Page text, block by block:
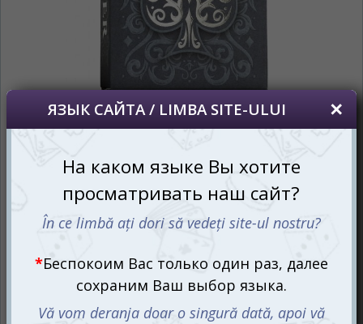
Dacă doriți să schimbați limba site-ului, puteți
oricând să faceți asta în colțul din dreapta sus
al paginii.